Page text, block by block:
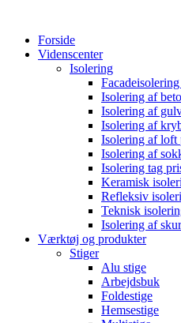
Forside
Videnscenter
Isolering
Isolering af
Isolering af
Isolering af
Isolering af loft
Isolering af
Isolering tag
Keramisk
Refleksiv
Teknisk
Isolering af
Værktøj og produkter
Stiger
Alu stige
Arbejdsbuk
Foldestige
Hemsestige